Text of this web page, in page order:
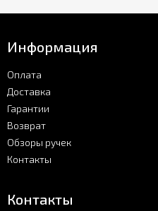
Информация
Оплата
Доставка
Гарантии
Возврат
Обзоры ручек
Контакты
Контакты